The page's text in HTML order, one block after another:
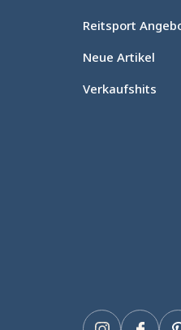
Einstellungen
Reitsport
Neue Artikel
Verkaufshits